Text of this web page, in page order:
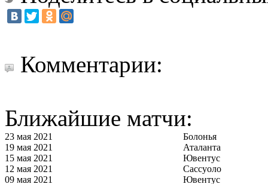
Комментарии:
Ближайшие матчи:
23 мая 2021
Болонья
19 мая 2021
Аталанта
15 мая 2021
Ювентус
12 мая 2021
Сассуоло
09 мая 2021
Ювентус